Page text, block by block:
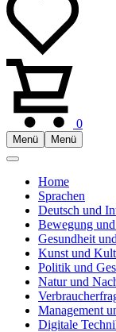
0
Menü Menü
Home
Sprachen
Deutsch und
Bewegung
Gesundheit
Kunst und
Politik und
Natur und
Management
Digitale